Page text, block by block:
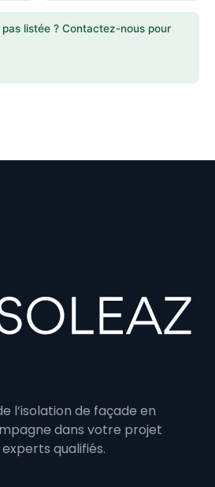
listée ? Contactez-nous pour
l’isolation de façade en
dans votre projet
qualifiés.